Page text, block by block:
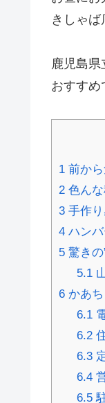
きしゃば
鹿児島
おすすめ
1 前か
2 色ん
3 手作
4 ハン
5 驚きの
5.1
6 かあ
6.1
6.2
6.3
6.4
6.5